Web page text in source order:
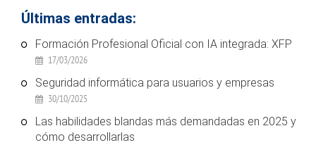
Últimas entradas:
Formación Profesional Oficial con IA integrada: XFP
17/03/2026
Seguridad informática para usuarios y empresas
30/10/2025
Las habilidades blandas más demandadas en 2025 y
cómo desarrollarlas